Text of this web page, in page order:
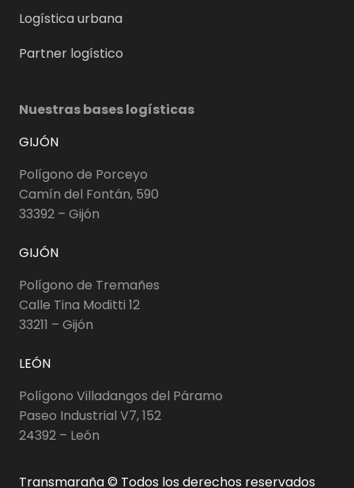
Logística urbana
Partner logístico
Nuestras bases logísticas
GIJÓN
Polígono de Porceyo
Camín del Fontán, 590
33392 – Gijón
GIJÓN
Polígono de Tremañes
Calle Tina Moditti 12
33211 – Gijón
LEÓN
Polígono Villadangos del Páramo
Paseo Industrial V7, 152
24392 – León
Transmaraña © Todos los derechos reservados